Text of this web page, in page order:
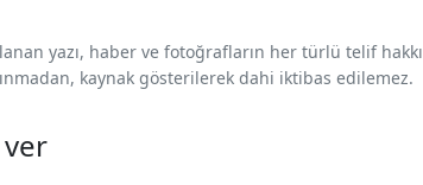
yazı, haber ve fotoğrafların her türlü telif hakkı
kaynak gösterilerek dahi iktibas edilemez.